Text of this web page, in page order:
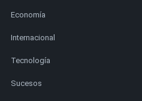
Economía
Internacional
Tecnología
Sucesos